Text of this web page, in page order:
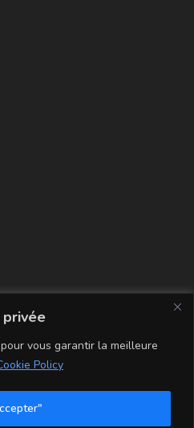
vous garantir la meilleure
Policy